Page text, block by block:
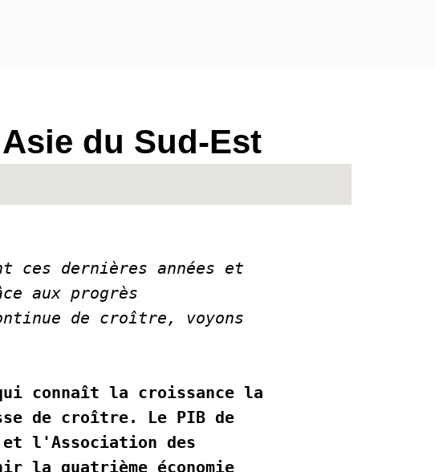
du Sud-Est
ces dernières années et
aux progrès
de croître, voyons
connaît la croissance la
de croître. Le PIB de
l'Association des
la quatrième économie